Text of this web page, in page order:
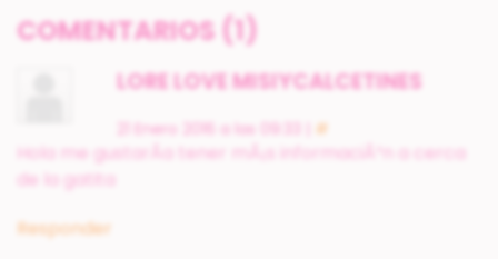
COMENTARIOS(1)
LORE LOVE MISIYCALCETINES
21 Enero 2016 a las 09:33 | #
Hola me gustarÃ­a tener mÃ¡s informaciÃ³n a cerca
de la gatita
Responder